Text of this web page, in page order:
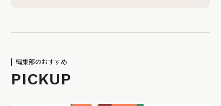
編集部のおすすめ
PICKUP